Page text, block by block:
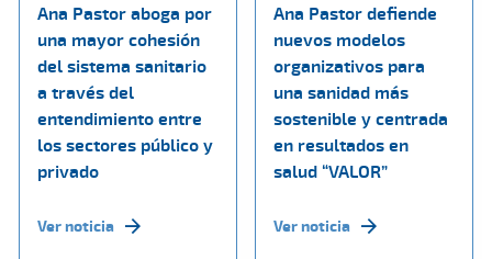
Ana Pastor aboga por
una mayor cohesión
del sistema sanitario
a través del
entendimiento entre
los sectores público y
privado
Ver noticia
Ana Pastor defiende
nuevos modelos
organizativos para
una sanidad más
sostenible y centrada
en resultados en
salud “VALOR”
Ver noticia